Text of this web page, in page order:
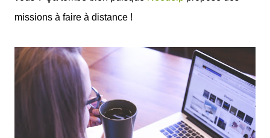
missions à faire à distance !